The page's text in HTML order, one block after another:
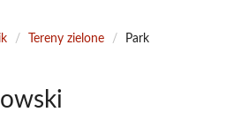
/ Tereny zielone /
Park